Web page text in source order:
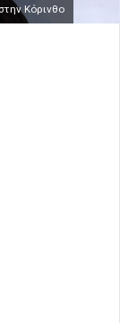
Κόρινθο